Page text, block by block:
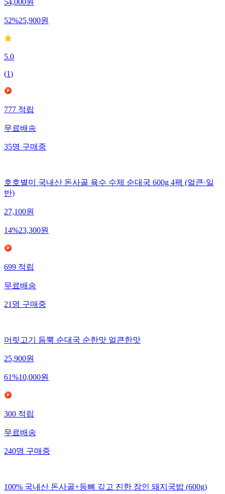
54,000원
52%25,900원
5.0
(1)
777적립
무료배송
35명구매중
호호별미 국내산 돈사골 육수 수제 순대국 600g 4팩 (얼큰·일
반)
27,100원
14%23,300원
699적립
무료배송
21명구매중
머릿고기 듬뿍 순대국 순한맛 얼큰한맛
25,900원
61%10,000원
300적립
무료배송
240명구매중
100% 국내산 돈사골+등뼈 깊고 진한 장인 돼지국밥 (600g)